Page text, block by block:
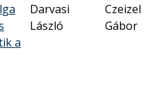
a
Darvasi
László
Czeizel
Gábor